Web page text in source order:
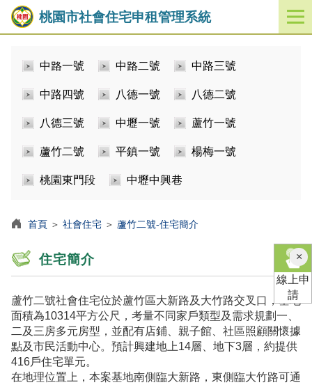
桃園市社會住宅申租管理系統
開
啟
中路一號 中路二號 中路三號
中路四號 八德一號 八德二號
八德三號 中壢一號 蘆竹一號
蘆竹二號 平鎮一號 楊梅一號
桃園東門段 中壢中興巷
首頁 ＞ 社會住宅 ＞ 蘆竹二號-住宅簡介
住宅簡介
蘆竹二號社會住宅位於蘆竹區大新路及大竹路交叉口，基地
面積為10314平方公尺，考量不同家戶類型及需求規劃一、
二及三房多元房型，並配有店鋪、親子館、社區照顧關懷據
點及市民活動中心。預計興建地上14層、地下3層，約提供
416戶住宅單元。
在地理位置上，本案基地南側臨大新路，東側臨大竹路可通
×關
閉
線上申
請